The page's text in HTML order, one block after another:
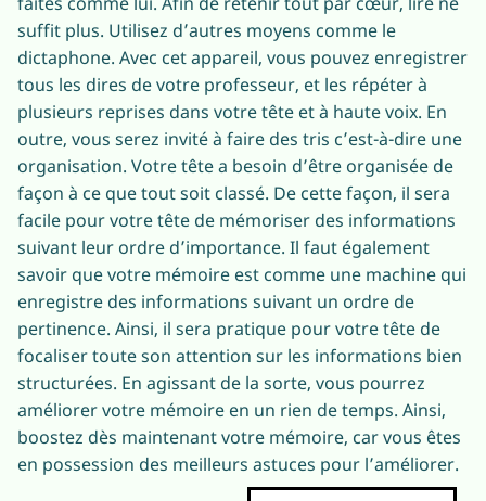
suffit plus. Utilisez d’autres moyens comme le
dictaphone. Avec cet appareil, vous pouvez enregistrer
tous les dires de votre professeur, et les répéter à
plusieurs reprises dans votre tête et à haute voix. En
outre, vous serez invité à faire des tris c’est-à-dire une
organisation. Votre tête a besoin d’être organisée de
façon à ce que tout soit classé. De cette façon, il sera
facile pour votre tête de mémoriser des informations
suivant leur ordre d’importance. Il faut également
savoir que votre mémoire est comme une machine qui
enregistre des informations suivant un ordre de
pertinence. Ainsi, il sera pratique pour votre tête de
focaliser toute son attention sur les informations bien
structurées. En agissant de la sorte, vous pourrez
améliorer votre mémoire en un rien de temps. Ainsi,
boostez dès maintenant votre mémoire, car vous êtes
en possession des meilleurs astuces pour l’améliorer.